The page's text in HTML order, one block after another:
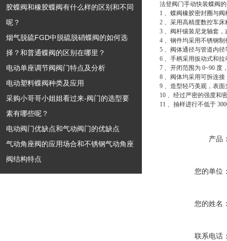
胶蝶阀和橡胶蝶阀有什么样的区别和不同
呢？
烟气脱硫FGD中脱硫脱硝蝶阀的如何选
择？和普通蝶阀的区别在哪里？
电动单座调节阀阀门特点及分析
电动塑料蝶阀种类及应用
采购小哥哥小姐姐看过来-阀门的选型要
素有哪些呢？
电动阀门优缺点和气动阀门的优缺点
气动角座阀的应用场合和不锈钢气动角座
阀结构特点
法登阀门手动快装蝶阀
1 、蝶阀橡胶密封圈与
2 、采用高精度数控车
3 、阀杆镶装尼龙轴套
4 、钢件均采用不锈钢
5 、阀体通径与管道内
6 、手柄采用扳动式和
7 、开闭范围为 0~90 度
8 、阀体均采用可拆连
9 、造型轻巧美观，表
10 、经过严密的强度和
11 、抽样进行不低于
产品
您的单位
您的姓名
联系电话